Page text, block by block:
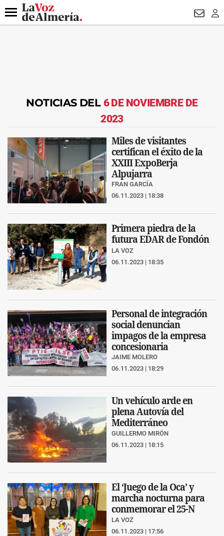
DESTACADO DRON UDA
Menú
NOTICIAS DEL 6 DE NOVIEMBRE DE
2023
Miles de visitantes
certifican el éxito de la
XXIII ExpoBerja
Alpujarra
FRAN GARCÍA
06.11.2023 | 18:38
Primera piedra de la
futura EDAR de Fondón
LA VOZ
06.11.2023 | 18:35
Personal de integración
social denuncian
impagos de la empresa
concesionaria
JAIME MOLERO
06.11.2023 | 18:29
Un vehículo arde en
plena Autovía del
Mediterráneo
GUILLERMO MIRÓN
06.11.2023 | 18:15
El ‘Juego de la Oca’ y
marcha nocturna para
conmemorar el 25-N
LA VOZ
06.11.2023 | 17:56